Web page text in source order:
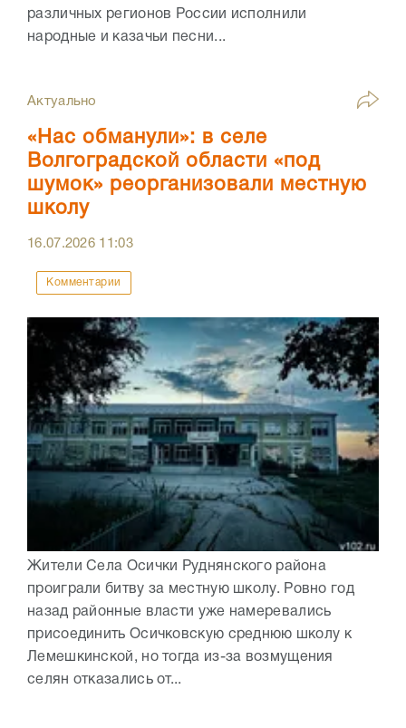
различных регионов России исполнили
народные и казачьи песни...
Актуально
«Нас обманули»: в селе
Волгоградской области «под
шумок» реорганизовали местную
школу
16.07.2026 11:03
Комментарии
Жители Села Осички Руднянского района
проиграли битву за местную школу. Ровно год
назад районные власти уже намеревались
присоединить Осичковскую среднюю школу к
Лемешкинской, но тогда из-за возмущения
селян отказались от...